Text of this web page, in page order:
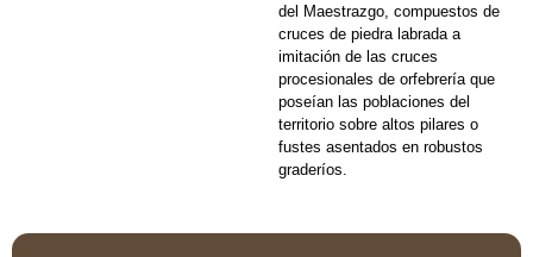
del Maestrazgo, compuestos de
cruces de piedra labrada a
imitación de las cruces
procesionales de orfebrería que
poseían las poblaciones del
territorio sobre altos pilares o
fustes asentados en robustos
graderíos.